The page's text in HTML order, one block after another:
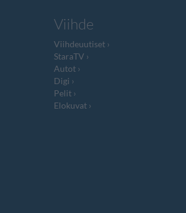
Viihde
Viihdeuutiset
StaraTV
Autot
Digi
Pelit
Elokuvat